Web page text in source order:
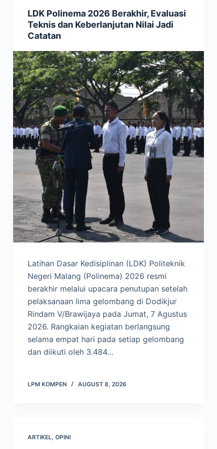
LDK Polinema 2026 Berakhir, Evaluasi
Teknis dan Keberlanjutan Nilai Jadi
Catatan
Latihan Dasar Kedisiplinan (LDK) Politeknik
Negeri Malang (Polinema) 2026 resmi
berakhir melalui upacara penutupan setelah
pelaksanaan lima gelombang di Dodikjur
Rindam V/Brawijaya pada Jumat, 7 Agustus
2026. Rangkaian kegiatan berlangsung
selama empat hari pada setiap gelombang
dan diikuti oleh 3.484…
LPM KOMPEN AUGUST 8, 2026
ARTIKEL, OPINI